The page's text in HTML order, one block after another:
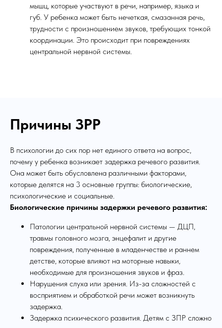
мышц, которые участвуют в речи, например, языка и
губ. У ребенка может быть нечеткая, смазанная речь,
трудности с произношением звуков, требующих тонкой
координации. Это происходит при повреждениях
центральной нервной системы.
Причины ЗРР
В психологии до сих пор нет единого ответа на вопрос,
почему у ребенка возникает задержка речевого развития.
Она может быть обусловлена различными факторами,
которые делятся на 3 основные группы: биологические,
психологические и социальные.
Биологические причины задержки речевого развития:
Патологии центральной нервной системы — ДЦП,
травмы головного мозга, энцефалит и другие
повреждения, полученные в младенчестве и раннем
детстве, которые влияют на моторные навыки,
необходимые для произношения звуков и фраз.
Нарушения слуха или зрения. Из-за сложностей с
восприятием и обработкой речи может возникнуть
задержка.
Задержка психического развития. Детям с ЗПР сложно